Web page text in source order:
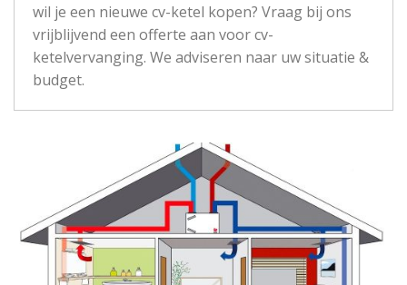
wil je een nieuwe cv-ketel kopen? Vraag bij ons
vrijblijvend een offerte aan voor cv-
ketelvervanging. We adviseren naar uw situatie &
budget.